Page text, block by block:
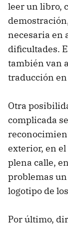
leer un libro,
necesaria en
dificultades.
también van
traducción
Otra
complicada
exterior, en
plena calle,
problemas
logotipo de
Por último,